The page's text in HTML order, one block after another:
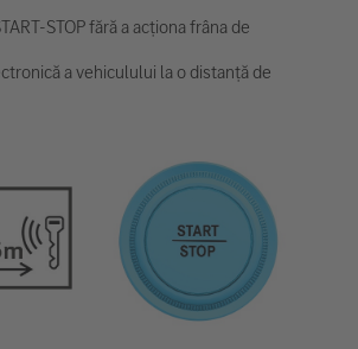
STOP fără a acționa frâna de
a vehiculului la o distanță de